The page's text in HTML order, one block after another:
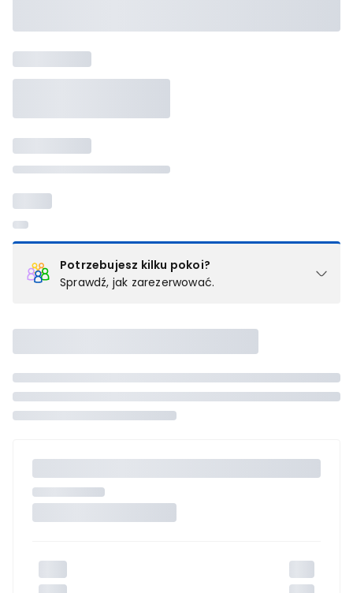
Potrzebujesz kilku pokoi?
Sprawdź, jak zarezerwować.
pokoju (lub apartamencie, willi itd.). Wybierz jedną z ofert z listy
i zarezerwuj ją. Zrób oddzielne rezerwacje dla każdego
kolejnego pokoju lubskontaktuj się z nami,by złożyć
zamówienie u naszego doradcy.
Maksymalna liczba uczestników
maksymalny limit dla 1 pokoju.